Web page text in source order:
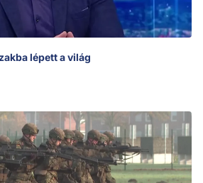
lépett a világ